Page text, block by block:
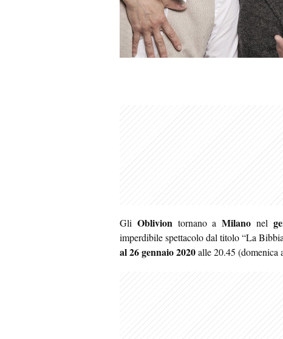
Gli Obliviontornano aMilano nel
imperdibile spettacolo dal titolo “La
al 26 gennaio 2020alle 20.45 (domenica